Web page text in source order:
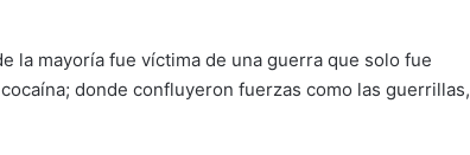
la mayoría fue víctima de una guerra que solo fue
donde confluyeron fuerzas como las guerrillas,